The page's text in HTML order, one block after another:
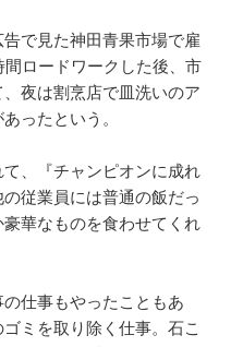
で見た神田青果市場で雇
ロードワークした後、市
夜は割烹店で皿洗いのア
ったという。
て、『チャンピオンに成れ
従業員には普通の飯だっ
華なものを食わせてくれ
の仕事もやったこともあ
ミを取り除く仕事。石こ